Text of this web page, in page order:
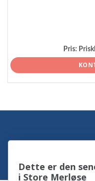
Pris:
Dette er den
i Store Merløse